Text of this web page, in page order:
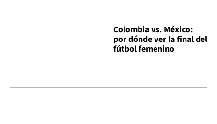
Colombia vs. México:
por dónde ver la final del
fútbol femenino